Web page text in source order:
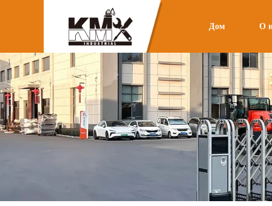
Дом О